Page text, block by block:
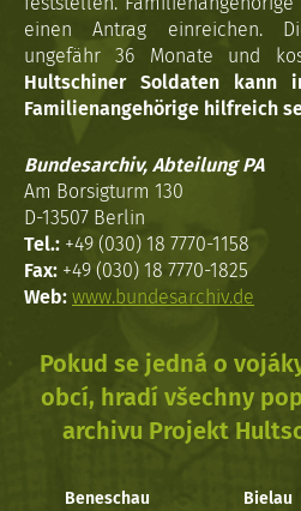
einen Antrag einreichen.
ungefähr 36 Monate und
Hultschiner Soldaten kann
Familienangehörige hilfreich
Bundesarchiv, Abteilung PA
Am Borsigturm 130
D-13507 Berlin
Tel.: +49 (030) 18 7770-1158
Fax: +49 (030) 18 7770-1825
Web: www.bundesarchiv.de
Pokud se jedná o
obcí, hradí všechny
archivu Projekt
Beneschau Bielau